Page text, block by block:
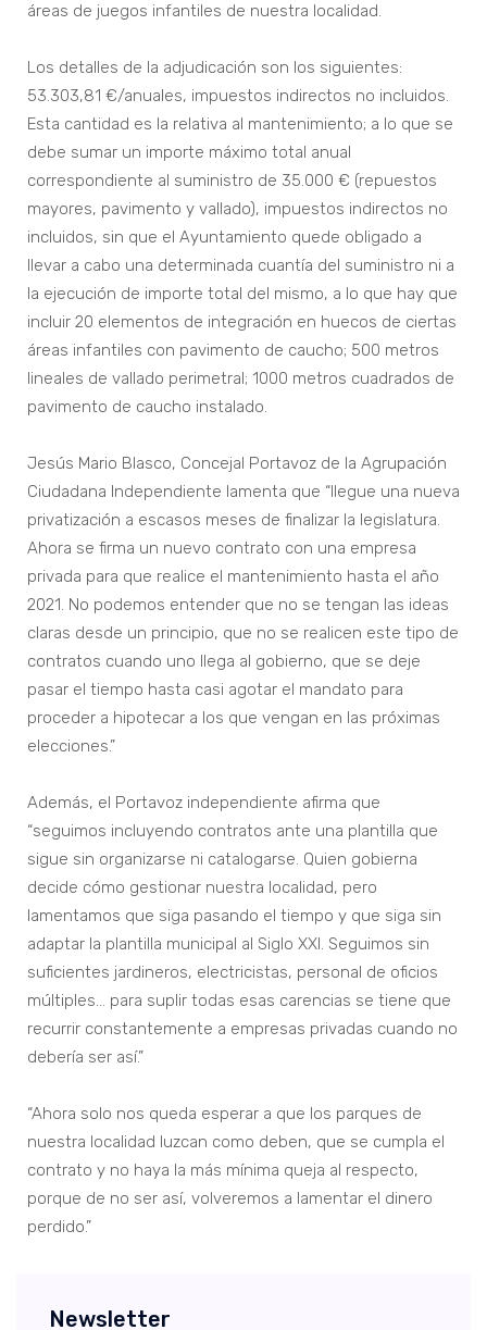
áreas de juegos infantiles de nuestra localidad.
Los detalles de la adjudicación son los siguientes:
53.303,81 €/anuales, impuestos indirectos no incluidos.
Esta cantidad es la relativa al mantenimiento; a lo que se
debe sumar un importe máximo total anual
correspondiente al suministro de 35.000 € (repuestos
mayores, pavimento y vallado), impuestos indirectos no
incluidos, sin que el Ayuntamiento quede obligado a
llevar a cabo una determinada cuantía del suministro ni a
la ejecución de importe total del mismo, a lo que hay que
incluir 20 elementos de integración en huecos de ciertas
áreas infantiles con pavimento de caucho; 500 metros
lineales de vallado perimetral; 1000 metros cuadrados de
pavimento de caucho instalado.
Jesús Mario Blasco, Concejal Portavoz de la Agrupación
Ciudadana Independiente lamenta que “llegue una nueva
privatización a escasos meses de finalizar la legislatura.
Ahora se firma un nuevo contrato con una empresa
privada para que realice el mantenimiento hasta el año
2021. No podemos entender que no se tengan las ideas
claras desde un principio, que no se realicen este tipo de
contratos cuando uno llega al gobierno, que se deje
pasar el tiempo hasta casi agotar el mandato para
proceder a hipotecar a los que vengan en las próximas
elecciones.”
Además, el Portavoz independiente afirma que
“seguimos incluyendo contratos ante una plantilla que
sigue sin organizarse ni catalogarse. Quien gobierna
decide cómo gestionar nuestra localidad, pero
lamentamos que siga pasando el tiempo y que siga sin
adaptar la plantilla municipal al Siglo XXI. Seguimos sin
suficientes jardineros, electricistas, personal de oficios
múltiples… para suplir todas esas carencias se tiene que
recurrir constantemente a empresas privadas cuando no
debería ser así.”
“Ahora solo nos queda esperar a que los parques de
nuestra localidad luzcan como deben, que se cumpla el
contrato y no haya la más mínima queja al respecto,
porque de no ser así, volveremos a lamentar el dinero
perdido.”
Newsletter